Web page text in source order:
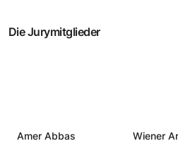
Die Jurymitglieder
Amer Abbas Wiener